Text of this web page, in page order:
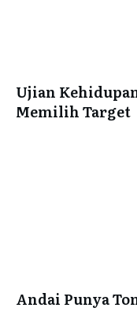
Ujian
Memilih Target
Andai Punya